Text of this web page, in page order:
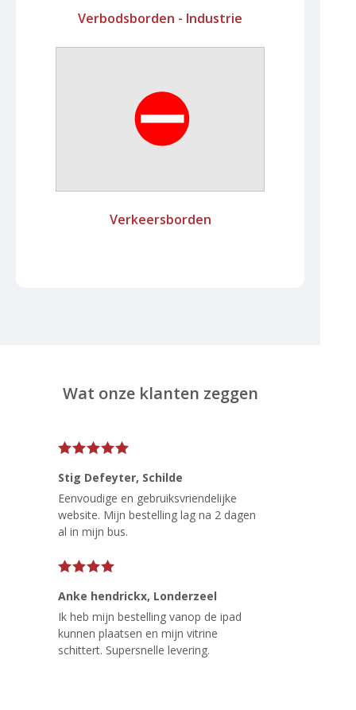
Verbodsborden - Industrie
Verkeersborden
Wat onze klanten zeggen
Stig Defeyter, Schilde
Eenvoudige en gebruiksvriendelijke
website. Mijn bestelling lag na 2 dagen
al in mijn bus.
Anke hendrickx, Londerzeel
Ik heb mijn bestelling vanop de ipad
kunnen plaatsen en mijn vitrine
schittert. Supersnelle levering.